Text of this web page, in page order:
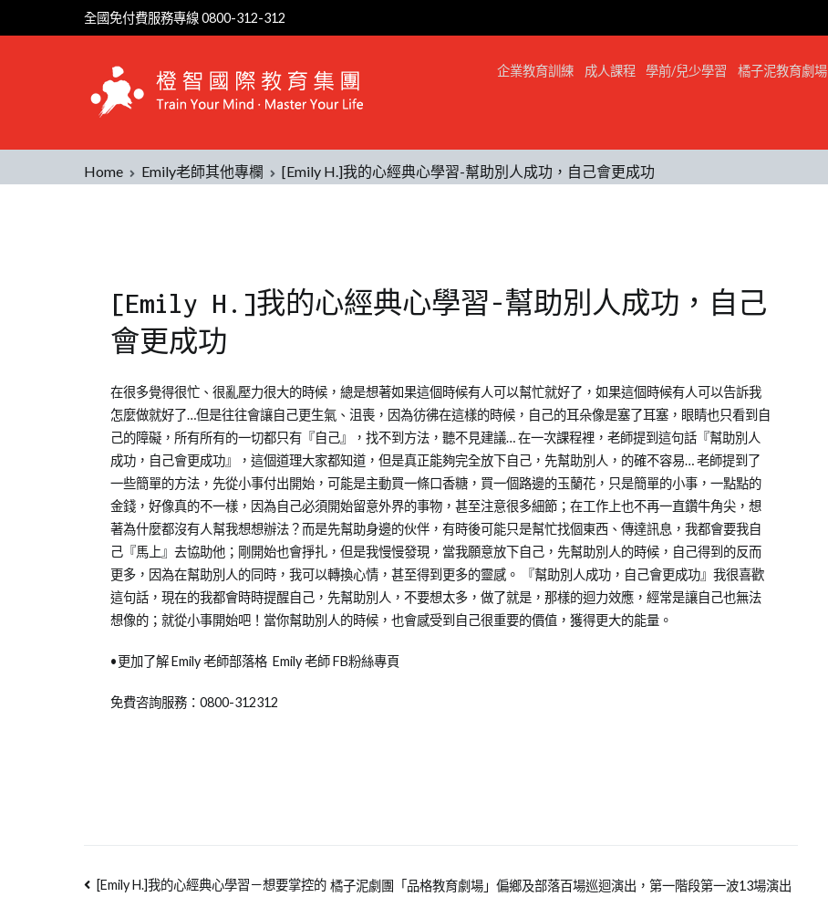
全國免付費服務專線 0800-312-312
企業教育訓練 成人課程 學前/兒少學習 橘子泥教育劇場
Home Emily老師其他專欄 [Emily H.]我的心經典心學習-幫助別人成功，自己會更成功
[Emily H.]我的心經典心學習-幫助別人成功，自己
會更成功
Posted
on
2012-
10-
09
Posted
in
Emily
老
其
他
專
欄
Tagged
學
習
分
在很多覺得很忙、很亂壓力很大的時候，總是想著如果這個時候有人可以幫忙就好了，如果這個時候有人可以告訴我
怎麼做就好了…但是往往會讓自己更生氣、沮喪，因為彷彿在這樣的時候，自己的耳朵像是塞了耳塞，眼睛也只看到自
己的障礙，所有所有的一切都只有『自己』，找不到方法，聽不見建議… 在一次課程裡，老師提到這句話『幫助別人
成功，自己會更成功』，這個道理大家都知道，但是真正能夠完全放下自己，先幫助別人，的確不容易… 老師提到了
一些簡單的方法，先從小事付出開始，可能是主動買一條口香糖，買一個路邊的玉蘭花，只是簡單的小事，一點點的
金錢，好像真的不一樣，因為自己必須開始留意外界的事物，甚至注意很多細節；在工作上也不再一直鑽牛角尖，想
著為什麼都沒有人幫我想想辦法？而是先幫助身邊的伙伴，有時後可能只是幫忙找個東西、傳達訊息，我都會要我自
己『馬上』去協助他；剛開始也會掙扎，但是我慢慢發現，當我願意放下自己，先幫助別人的時候，自己得到的反而
更多，因為在幫助別人的同時，我可以轉換心情，甚至得到更多的靈感。 『幫助別人成功，自己會更成功』我很喜歡
這句話，現在的我都會時時提醒自己，先幫助別人，不要想太多，做了就是，那樣的迴力效應，經常是讓自己也無法
想像的；就從小事開始吧！當你幫助別人的時候，也會感受到自己很重要的價值，獲得更大的能量。
•更加了解 Emily 老師部落格 Emily 老師 FB粉絲專頁
免費咨詢服務：0800-312312
[Emily H.]我的心經典心學習－想要掌控的 橘子泥劇團「品格教育劇場」偏鄉及部落百場巡迴演出，第一階段第一波13場演出